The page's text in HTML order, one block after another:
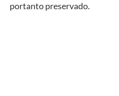
portanto preservado.